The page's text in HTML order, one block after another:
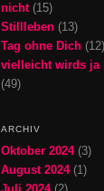
nicht(15)
Stillleben (13)
Tag ohne Dich (12)
vielleicht wirds ja
(49)
ARCHIV
Oktober 2024(3)
August 2024(1)